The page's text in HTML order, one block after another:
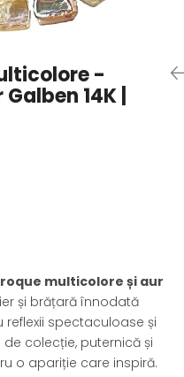
-
14K |
multicolore și aur
și brățară înnodată
reflexii spectaculoase și
colecție, puternică și
o apariție care inspiră.